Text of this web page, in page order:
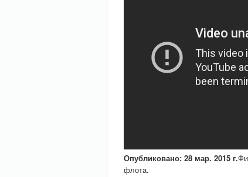
Опубликовано: 28 мар. 2015 г.
флота.